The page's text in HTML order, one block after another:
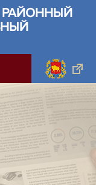
РАЙОННЫЙ